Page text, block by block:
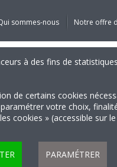
sommes-nous Notre offre
à des fins de
de certains cookies
votre choix,
cookies » (accessible sur
PARAMÉTRER